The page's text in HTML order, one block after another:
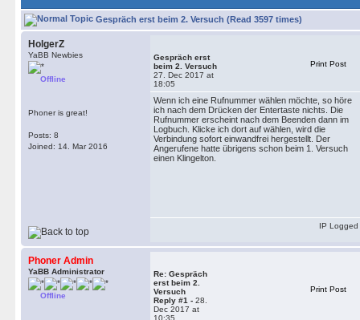
Gespräch erst beim 2. Versuch (Read 3597 times)
HolgerZ
YaBB Newbies
Offline
Phoner is great!
Posts: 8
Joined: 14. Mar 2016
Gespräch erst
beim 2. Versuch
27. Dec 2017 at
18:05
Print Post
Wenn ich eine Rufnummer wählen möchte, so höre
ich nach dem Drücken der Entertaste nichts. Die
Rufnummer erscheint nach dem Beenden dann im
Logbuch. Klicke ich dort auf wählen, wird die
Verbindung sofort einwandfrei hergestellt. Der
Angerufene hatte übrigens schon beim 1. Versuch
einen Klingelton.
IP Logged
Phoner Admin
YaBB Administrator
Offline
Re: Gespräch
erst beim 2.
Versuch
Reply #1 - 28.
Dec 2017 at
10:35
Print Post